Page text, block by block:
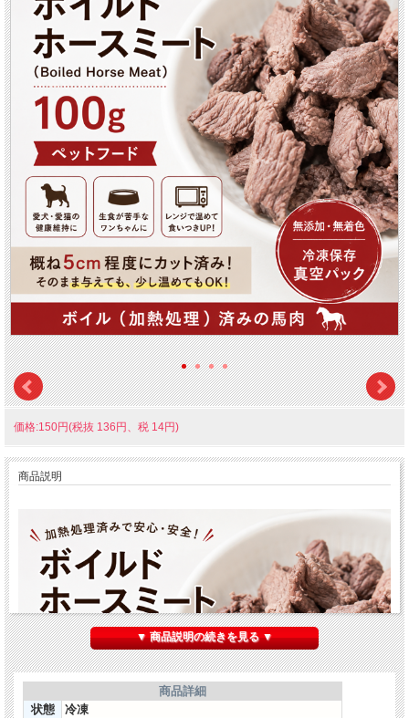
価格:150円(税抜 136円、税 14円)
商品説明
▼ 商品説明の続きを見る ▼
商品詳細
状態
冷凍